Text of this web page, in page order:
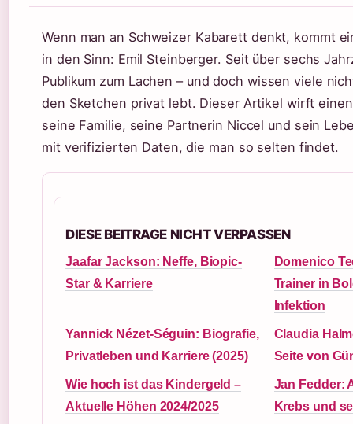
Wenn man an Schweizer Kabarett denkt, kommt
in den Sinn: Emil Steinberger. Seit über sechs
Publikum zum Lachen – und doch wissen viele
den Sketchen privat lebt. Dieser Artikel wirft
seine Familie, seine Partnerin Niccel und sein
mit verifizierten Daten, die man so selten findet.
DIESE BEITRAGE NICHT VERPASSEN
Jaafar Jackson: Neffe, Biopic-
Star & Karriere
Domenico
Trainer in
Infektion
Yannick Nézet-Séguin: Biografie,
Privatleben und Karriere (2025)
Claudia
Seite von
Wie hoch ist das Kindergeld –
Aktuelle Höhen 2024/2025
Jan Fedder:
Krebs und